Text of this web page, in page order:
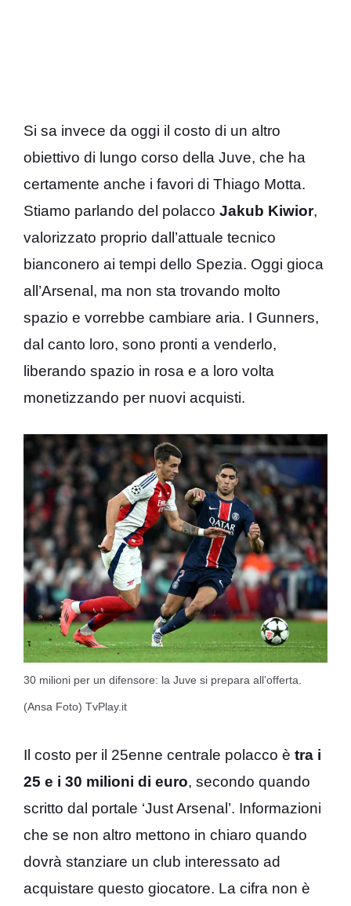
Si sa invece da oggi il costo di un altro
obiettivo di lungo corso della Juve, che ha
certamente anche i favori di Thiago Motta.
Stiamo parlando del polacco Jakub Kiwior,
valorizzato proprio dall’attuale tecnico
bianconero ai tempi dello Spezia. Oggi gioca
all’Arsenal, ma non sta trovando molto
spazio e vorrebbe cambiare aria. I Gunners,
dal canto loro, sono pronti a venderlo,
liberando spazio in rosa e a loro volta
monetizzando per nuovi acquisti.
30 milioni per un difensore: la Juve si prepara all’offerta.
(Ansa Foto) TvPlay.it
Il costo per il 25enne centrale polacco è tra i
25 e i 30 milioni di euro, secondo quando
scritto dal portale ‘Just Arsenal’. Informazioni
che se non altro mettono in chiaro quando
dovrà stanziare un club interessato ad
acquistare questo giocatore. La cifra non è